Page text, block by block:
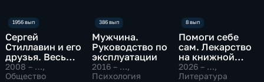
Сергей
Стиллавин и его
друзья. Весь
эфир
2008 – …,
Общество
Мужчина.
Руководство по
эксплуатации
2016 – …,
Психология
Помоги себе
сам. Лекарство
на книжной
полке
2026 – …,
Литература